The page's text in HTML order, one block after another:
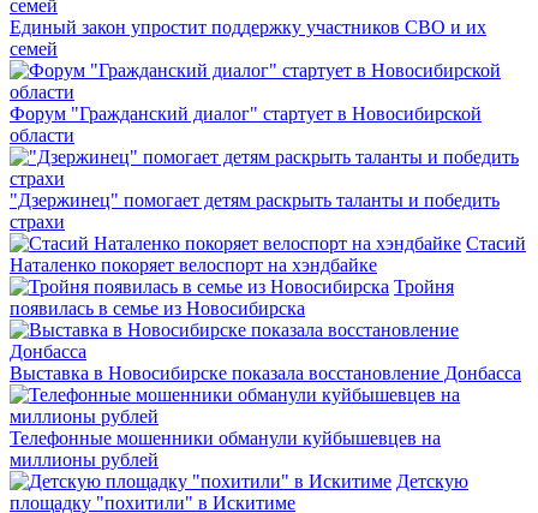
Единый закон упростит поддержку участников СВО и их
семей
Форум "Гражданский диалог" стартует в Новосибирской
области
"Дзержинец" помогает детям раскрыть таланты и победить
страхи
Стасий
Наталенко покоряет велоспорт на хэндбайке
Тройня
появилась в семье из Новосибирска
Выставка в Новосибирске показала восстановление Донбасса
Телефонные мошенники обманули куйбышевцев на
миллионы рублей
Детскую
площадку "похитили" в Искитиме